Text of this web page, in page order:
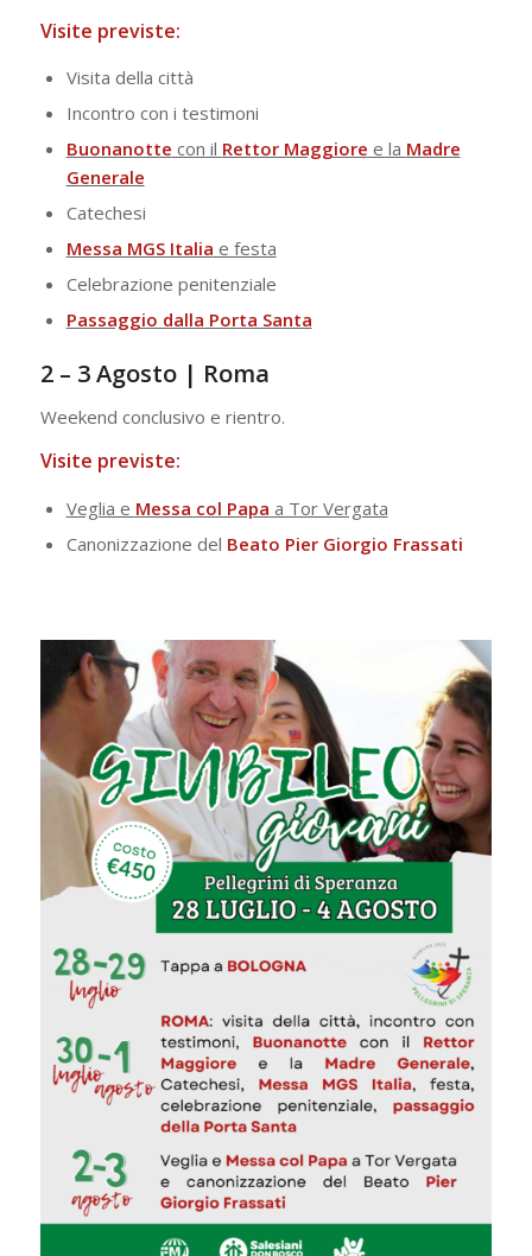
Visite previste:
Visita della città
Incontro con i testimoni
Buonanotte con il Rettor Maggiore e la Madre
Generale
Catechesi
Messa MGS Italia e festa
Celebrazione penitenziale
Passaggio dalla Porta Santa
2 – 3 Agosto | Roma
Weekend conclusivo e rientro.
Visite previste:
Veglia e Messa col Papa a Tor Vergata
Canonizzazione del Beato Pier Giorgio Frassati